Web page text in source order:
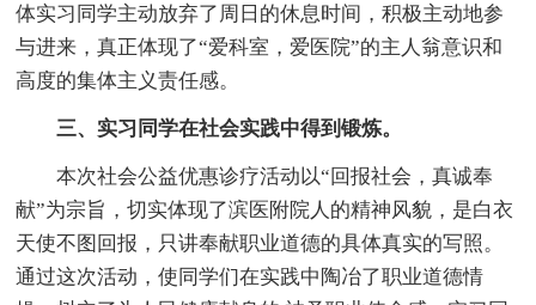
体实习同学主动放弃了周日的休息时间，积极主动地参
与进来，真正体现了“爱科室，爱医院”的主人翁意识和
高度的集体主义责任感。
三、实习同学在社会实践中得到锻炼。
本次社会公益优惠诊疗活动以“回报社会，真诚奉
献”为宗旨，切实体现了滨医附院人的精神风貌，是白衣
天使不图回报，只讲奉献职业道德的具体真实的写照。
通过这次活动，使同学们在实践中陶冶了职业道德情